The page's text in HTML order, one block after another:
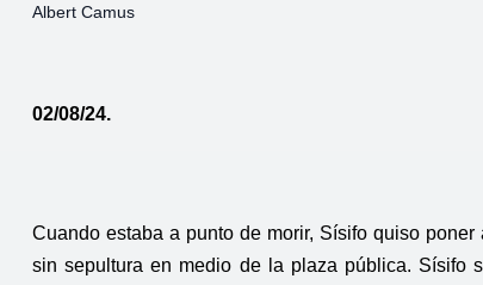
Albert Camus
02/08/24.
Cuando estaba a punto de morir, Sísifo quiso
sin sepultura en medio de la plaza pública. Sísifo